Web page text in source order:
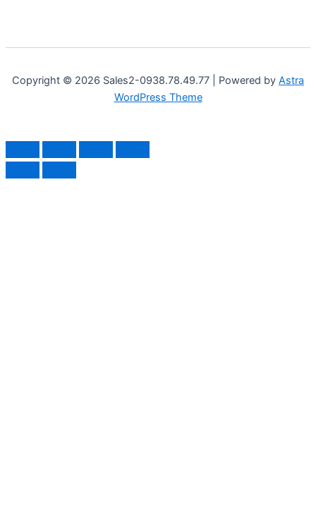
Copyright © 2026 Sales2-0938.78.49.77 | Powered by Astra
WordPress Theme